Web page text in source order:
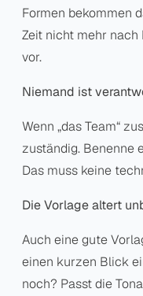
Formen bekommen
Zeit nicht mehr nach
vor.
Niemand ist
Wenn „das Team“
zuständig. Benenne
Das muss keine
Die Vorlage altert
Auch eine gute
einen kurzen Blick
noch? Passt die